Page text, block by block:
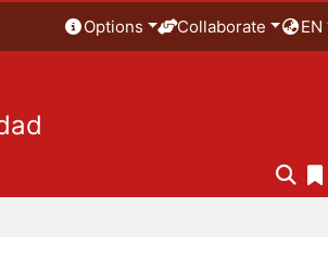
Options Collaborate EN